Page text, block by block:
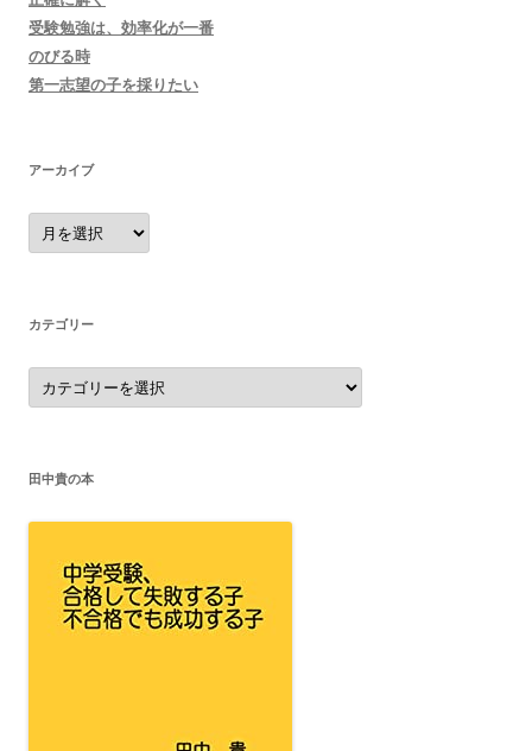
受験勉強は、効率化が一番
のびる時
第一志望の子を採りたい
アーカイブ
ア
ー
カ
カテゴリー
カ
テ
ゴ
田中貴の本